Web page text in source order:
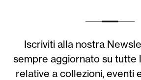
Iscriviti alla nostra
sempre aggiornato su tutte
relative a collezioni, eventi